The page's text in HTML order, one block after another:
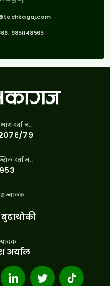
9851148565
दर्ता नं.:
७९
दर्ता नं.:
सन्चालक
अर्याल